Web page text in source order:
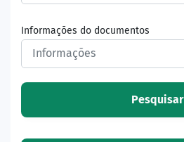
Informações do documentos
Pesquisar